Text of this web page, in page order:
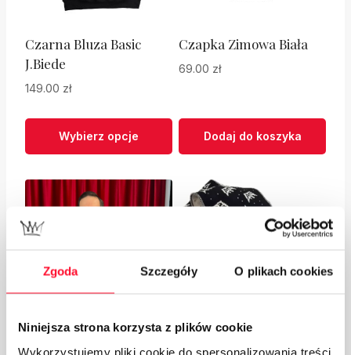
Zgoda Szczegóły O plikach cookies
Niniejsza strona korzysta z plików cookie
Wykorzystujemy pliki cookie do spersonalizowania treści
Czarna Bluza Basic
J.Biede
149.00 zł
Wybierz opcje
produkt
ma
wiele
Opcje
można
na
Czapka Zimowa Biała
69.00 zł
Dodaj do koszyka